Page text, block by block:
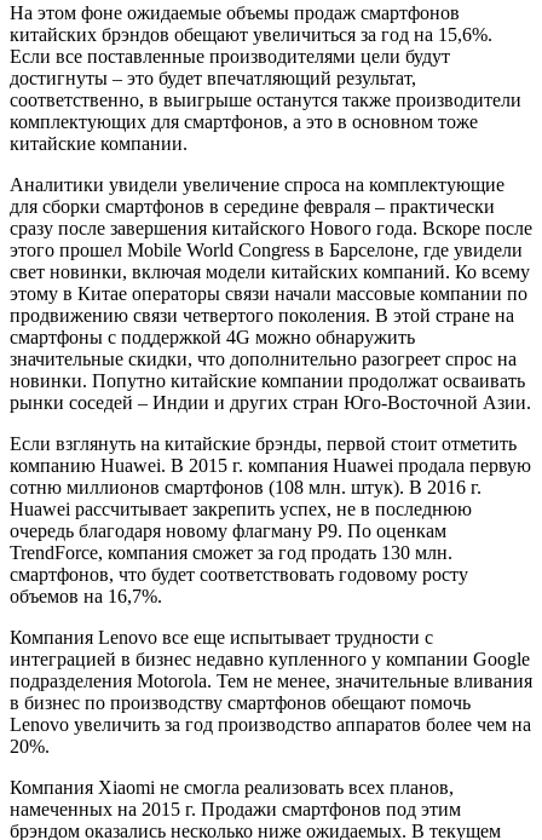
На этом фоне ожидаемые объемы продаж смартфонов
китайских брэндов обещают увеличиться за год на 15,6%.
Если все поставленные производителями цели будут
достигнуты – это будет впечатляющий результат,
соответственно, в выигрыше останутся также производители
комплектующих для смартфонов, а это в основном тоже
китайские компании.
Аналитики увидели увеличение спроса на комплектующие
для сборки смартфонов в середине февраля – практически
сразу после завершения китайского Нового года. Вскоре после
этого прошел Mobile World Congress в Барселоне, где увидели
свет новинки, включая модели китайских компаний. Ко всему
этому в Китае операторы связи начали массовые компании по
продвижению связи четвертого поколения. В этой стране на
смартфоны с поддержкой 4G можно обнаружить
значительные скидки, что дополнительно разогреет спрос на
новинки. Попутно китайские компании продолжат осваивать
рынки соседей – Индии и других стран Юго-Восточной Азии.
Если взглянуть на китайские брэнды, первой стоит отметить
компанию Huawei. В 2015 г. компания Huawei продала первую
сотню миллионов смартфонов (108 млн. штук). В 2016 г.
Huawei рассчитывает закрепить успех, не в последнюю
очередь благодаря новому флагману P9. По оценкам
TrendForce, компания сможет за год продать 130 млн.
смартфонов, что будет соответствовать годовому росту
объемов на 16,7%.
Компания Lenovo все еще испытывает трудности с
интеграцией в бизнес недавно купленного у компании Google
подразделения Motorola. Тем не менее, значительные вливания
в бизнес по производству смартфонов обещают помочь
Lenovo увеличить за год производство аппаратов более чем на
20%.
Компания Xiaomi не смогла реализовать всех планов,
намеченных на 2015 г. Продажи смартфонов под этим
брэндом оказались несколько ниже ожидаемых. В текущем